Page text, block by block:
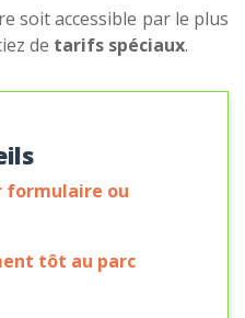
soit accessible par le plus
de tarifs spéciaux.
formulaire ou
tôt au parc